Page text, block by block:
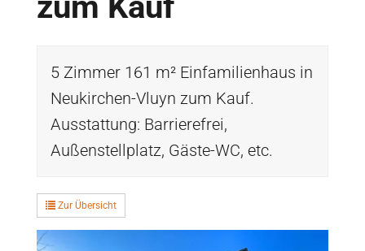
5 Zimmer 161 m² Einfamilienhaus in
Neukirchen-Vluyn zum Kauf.
Ausstattung: Barrierefrei,
Außenstellplatz, Gäste-WC, etc.
Zur Übersicht